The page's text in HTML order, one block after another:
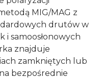
MIG/MAG z
drutów w
i samoosłonowych
znajduje
zamkniętych lub
bezpośrednie